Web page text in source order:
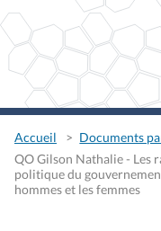
Accueil
Documents
QO Gilson Nathalie - Les
politique du
hommes et les femmes